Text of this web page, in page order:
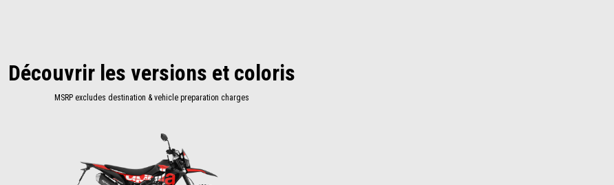
Découvrir les versions et coloris
MSRP excludes destination & vehicle preparation charges